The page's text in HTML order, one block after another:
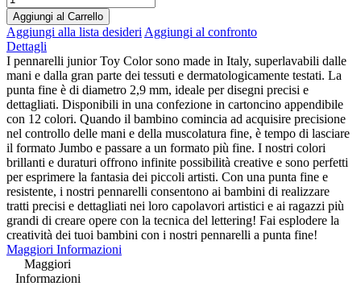
Aggiungi al Carrello
Aggiungi alla lista desideri Aggiungi al confronto
Dettagli
I pennarelli junior Toy Color sono made in Italy, superlavabili dalle
mani e dalla gran parte dei tessuti e dermatologicamente testati. La
punta fine è di diametro 2,9 mm, ideale per disegni precisi e
dettagliati. Disponibili in una confezione in cartoncino appendibile
con 12 colori. Quando il bambino comincia ad acquisire precisione
nel controllo delle mani e della muscolatura fine, è tempo di lasciare
il formato Jumbo e passare a un formato più fine. I nostri colori
brillanti e duraturi offrono infinite possibilità creative e sono perfetti
per esprimere la fantasia dei piccoli artisti. Con una punta fine e
resistente, i nostri pennarelli consentono ai bambini di realizzare
tratti precisi e dettagliati nei loro capolavori artistici e ai ragazzi più
grandi di creare opere con la tecnica del lettering! Fai esplodere la
creatività dei tuoi bambini con i nostri pennarelli a punta fine!
Maggiori Informazioni
Maggiori
Informazioni